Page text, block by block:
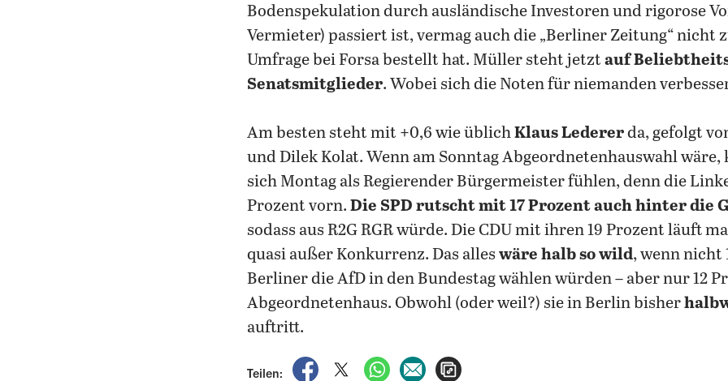
Bodenspekulation durch ausländische Investoren und rigorose
Vermieter) passiert ist, vermag auch die „Berliner Zeitung“ nicht
Umfrage bei Forsa bestellt hat. Müller steht jetzt auf
Senatsmitglieder. Wobei sich die Noten für niemanden
Am besten steht mit +0,6 wie üblichKlaus Ledererda, gefolgt
und Dilek Kolat. Wenn am Sonntag Abgeordnetenhauswahl
sich Montag als Regierender Bürgermeister fühlen, denn die
Prozent vorn. Die SPD rutscht mit 17 Prozent auch hinter die
sodass aus R2G RGR würde. Die CDU mit ihren 19 Prozent läuft
quasi außer Konkurrenz. Das alleswäre halb so wild, wenn nicht
Berliner die AfD in den Bundestag wählen würden – aber nur 12
Abgeordnetenhaus. Obwohl (oder weil?) sie in Berlin bisher
auftritt.
Teilen:
auf Facebook teilen
auf X teilenper WhatsApp teilen
per E-Mail teilen